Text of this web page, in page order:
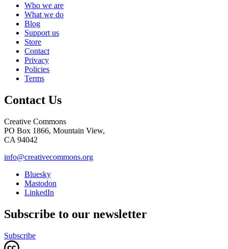
Who we are
What we do
Blog
Support us
Store
Contact
Privacy
Policies
Terms
Contact Us
Creative Commons
PO Box 1866, Mountain View,
CA 94042
info@creativecommons.org
Bluesky
Mastodon
LinkedIn
Subscribe to our newsletter
Subscribe